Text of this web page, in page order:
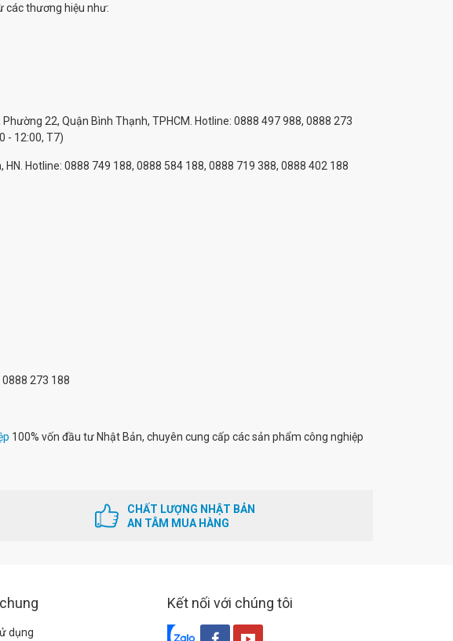
các thương hiệu như:
22, Quận Bình Thạnh, TPHCM. Hotline: 0888 497 988, 0888 273
- 12:00, T7)
Hotline: 0888 749 188, 0888 584 188, 0888 719 388, 0888 402 188
273 188
100% vốn đầu tư Nhật Bản, chuyên cung cấp các sản phẩm công nghiệp
CHẤT LƯỢNG NHẬT BẢN
AN TÂM MUA HÀNG
dụng
Kết nối với chúng tôi